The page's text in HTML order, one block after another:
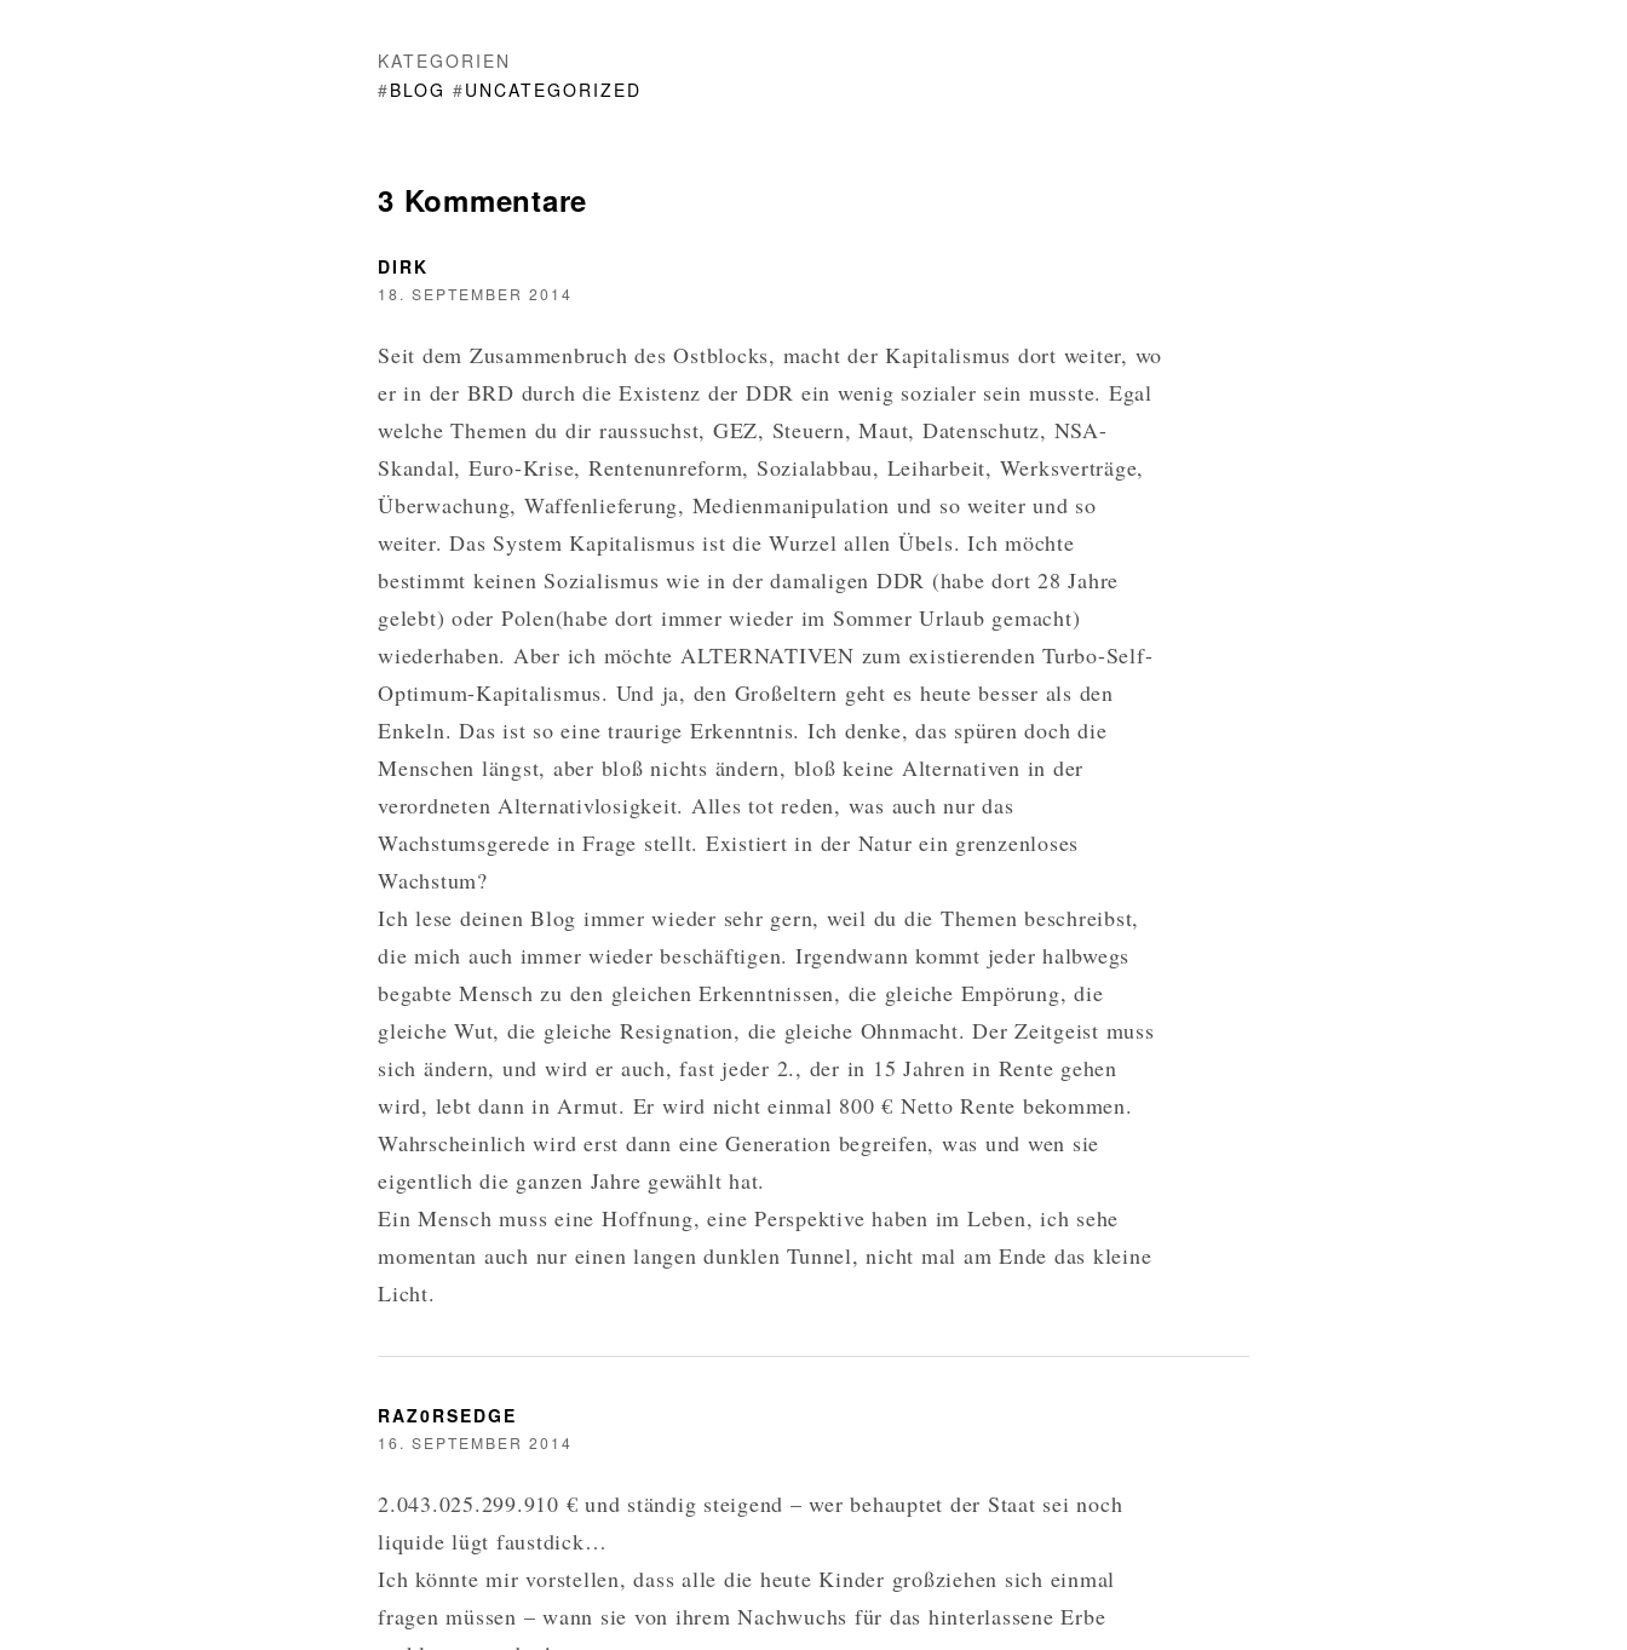
KATEGORIEN
#BLOG #UNCATEGORIZED
3 Kommentare
DIRK
18. SEPTEMBER 2014
Seit dem Zusammenbruch des Ostblocks, macht der Kapitalismus dort weiter, wo
er in der BRD durch die Existenz der DDR ein wenig sozialer sein musste. Egal
welche Themen du dir raussuchst, GEZ, Steuern, Maut, Datenschutz, NSA-
Skandal, Euro-Krise, Rentenunreform, Sozialabbau, Leiharbeit, Werksverträge,
Überwachung, Waffenlieferung, Medienmanipulation und so weiter und so
weiter. Das System Kapitalismus ist die Wurzel allen Übels. Ich möchte
bestimmt keinen Sozialismus wie in der damaligen DDR (habe dort 28 Jahre
gelebt) oder Polen(habe dort immer wieder im Sommer Urlaub gemacht)
wiederhaben. Aber ich möchte ALTERNATIVEN zum existierenden Turbo-Self-
Optimum-Kapitalismus. Und ja, den Großeltern geht es heute besser als den
Enkeln. Das ist so eine traurige Erkenntnis. Ich denke, das spüren doch die
Menschen längst, aber bloß nichts ändern, bloß keine Alternativen in der
verordneten Alternativlosigkeit. Alles tot reden, was auch nur das
Wachstumsgerede in Frage stellt. Existiert in der Natur ein grenzenloses
Wachstum?
Ich lese deinen Blog immer wieder sehr gern, weil du die Themen beschreibst,
die mich auch immer wieder beschäftigen. Irgendwann kommt jeder halbwegs
begabte Mensch zu den gleichen Erkenntnissen, die gleiche Empörung, die
gleiche Wut, die gleiche Resignation, die gleiche Ohnmacht. Der Zeitgeist muss
sich ändern, und wird er auch, fast jeder 2., der in 15 Jahren in Rente gehen
wird, lebt dann in Armut. Er wird nicht einmal 800 € Netto Rente bekommen.
Wahrscheinlich wird erst dann eine Generation begreifen, was und wen sie
eigentlich die ganzen Jahre gewählt hat.
Ein Mensch muss eine Hoffnung, eine Perspektive haben im Leben, ich sehe
momentan auch nur einen langen dunklen Tunnel, nicht mal am Ende das kleine
Licht.
RAZ0RSEDGE
16. SEPTEMBER 2014
2.043.025.299.910 € und ständig steigend – wer behauptet der Staat sei noch
liquide lügt faustdick…
Ich könnte mir vorstellen, dass alle die heute Kinder großziehen sich einmal
fragen müssen – wann sie von ihrem Nachwuchs für das hinterlassene Erbe